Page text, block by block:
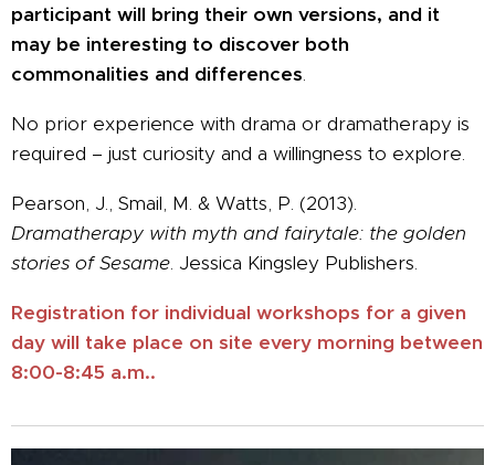
participant will bring their own versions, and it
may be interesting to discover both
commonalities and differences.
No prior experience with drama or dramatherapy is
required – just curiosity and a willingness to explore.
Pearson, J., Smail, M. & Watts, P. (2013).
Dramatherapy with myth and fairytale: the golden
stories of Sesame. Jessica Kingsley Publishers.
Registration for individual workshops for a given
day will take place on site every morning between
8:00-8:45 a.m..